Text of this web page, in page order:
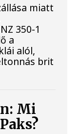
miatt
350-1
a
alól,
brit
Mi